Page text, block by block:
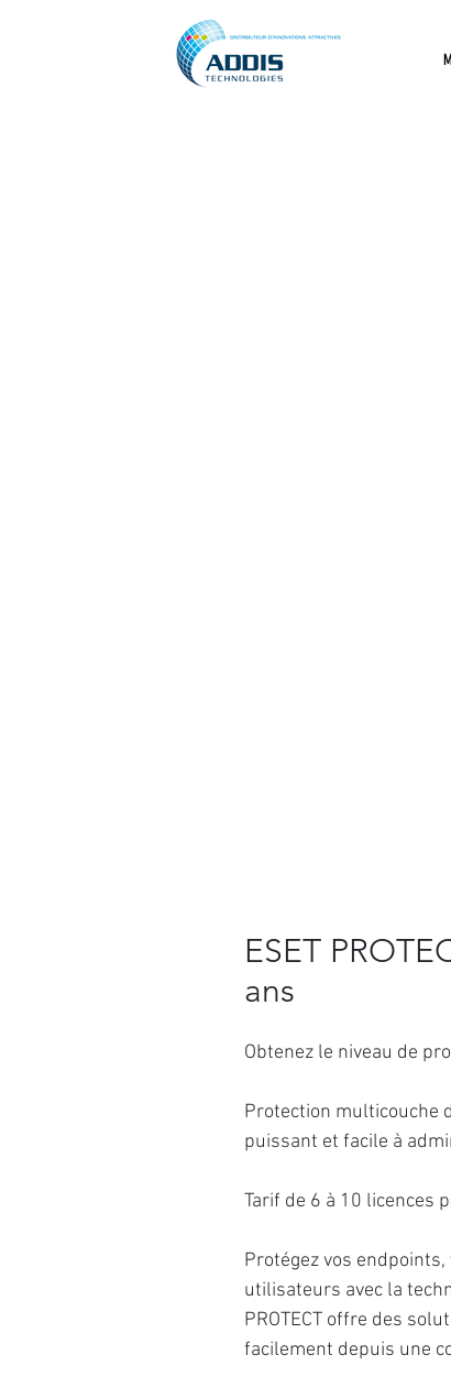
ESET
ans
Obtenez le niveau de
Protection multicouche
puissant et facile à
Tarif de 6 à 10 licences
Protégez vos
utilisateurs avec la
PROTECT offre des
facilement depuis une